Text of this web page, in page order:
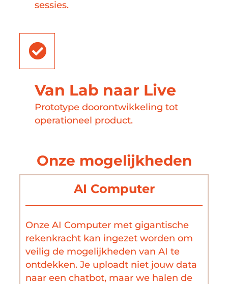
sessies.
Van Lab naar Live
Prototype doorontwikkeling tot
operationeel product.
Onze mogelijkheden
AI Computer
Onze AI Computer met gigantische
rekenkracht kan ingezet worden om
veilig de mogelijkheden van AI te
ontdekken. Je uploadt niet jouw data
naar een chatbot, maar we halen de